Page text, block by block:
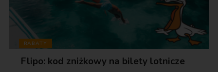
RABATY
Flipo: kod zniżkowy na bilety lotnicze